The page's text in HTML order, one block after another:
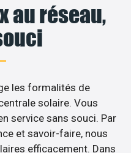
au réseau,
les formalités de
solaire. Vous
service sans souci. Par
et savoir-faire, nous
efficacement. Dans